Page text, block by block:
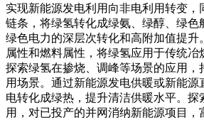
实现新能源发电利用向非电利用转变，
链条，将绿氢转化成绿氨、绿醇、绿色
绿色电力的深层次转化和高附加值提升
属性和燃料属性，将绿氢应用于传统冶
探索绿氢在掺烧、调峰等场景的应用，
用场景。通过新能源发电供暖或新能
电转化成绿热，提升清洁供暖水平。探
用，对已投产的并网消纳新能源项目